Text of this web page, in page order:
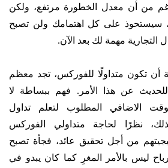
من أن معدل الخطورة مرتفع، ولكن
سيستحوذ على كل اهتمامك ولن تصبح
التجارية مهمة لك بعد الآن.
أن تكون متداولًا للفوركس، تجد معظم
عن هذا الأمر. فهم ببساطة لا
الاضافي المطلوب لتعلم تداول
نظرًا لحاجة متداولي الفوركس
من أجل تحقيق عائد، فجأة تصبح
ليس بالأمر المغرِ كما كان يبدو في